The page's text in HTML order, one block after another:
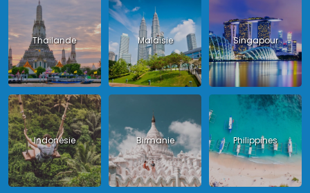
Thailande Malaisie Singapour
Indonésie Birmanie Philippines